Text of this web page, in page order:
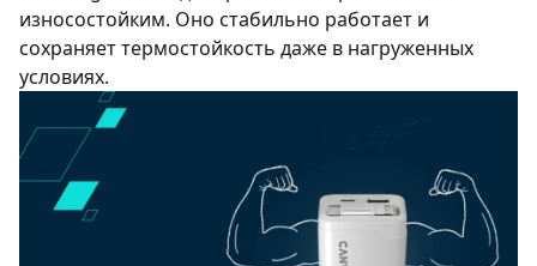
износостойким. Оно стабильно работает и
сохраняет термостойкость даже в нагруженных
условиях.